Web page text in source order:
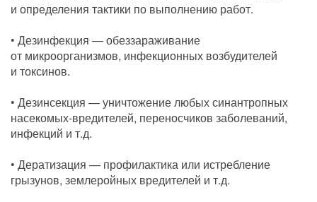
и определения тактики по выполнению работ.
• Дезинфекция — обеззараживание
от микроорганизмов, инфекционных возбудителей
и токсинов.
• Дезинсекция — уничтожение любых синантропных
насекомых-вредителей, переносчиков заболеваний,
инфекций и т.д.
• Дератизация — профилактика или истребление
грызунов, землеройных вредителей и т.д.